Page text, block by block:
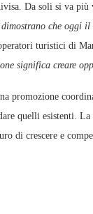
Da soli si va
che oggi il
turistici di
significa creare
promozione
quelli esistenti.
di crescere e